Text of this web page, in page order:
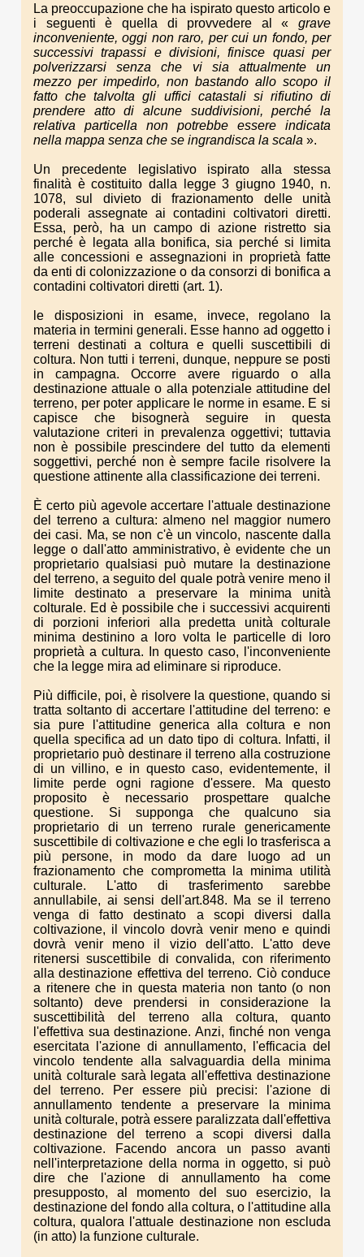
La preoccupazione che ha ispirato questo articolo e
i seguenti è quella di provvedere al « grave
inconveniente, oggi non raro, per cui un fondo, per
successivi trapassi e divisioni, finisce quasi per
polverizzarsi senza che vi sia attualmente un
mezzo per impedirlo, non bastando allo scopo il
fatto che talvolta gli uffici catastali si rifiutino di
prendere atto di alcune suddivisioni, perché la
relativa particella non potrebbe essere indicata
nella mappa senza che se ingrandisca la scala ».
Un precedente legislativo ispirato alla stessa
finalità è costituito dalla legge 3 giugno 1940, n.
1078, sul divieto di frazionamento delle unità
poderali assegnate ai contadini coltivatori diretti.
Essa, però, ha un campo di azione ristretto sia
perché è legata alla bonifica, sia perché si limita
alle concessioni e assegnazioni in proprietà fatte
da enti di colonizzazione o da consorzi di bonifica a
contadini coltivatori diretti (art. 1).
le disposizioni in esame, invece, regolano la
materia in termini generali. Esse hanno ad oggetto i
terreni destinati a coltura e quelli suscettibili di
coltura. Non tutti i terreni, dunque, neppure se posti
in campagna. Occorre avere riguardo o alla
destinazione attuale o alla potenziale attitudine del
terreno, per poter applicare le norme in esame. E si
capisce che bisognerà seguire in questa
valutazione criteri in prevalenza oggettivi; tuttavia
non è possibile prescindere del tutto da elementi
soggettivi, perché non è sempre facile risolvere la
questione attinente alla classificazione dei terreni.
È certo più agevole accertare l'attuale destinazione
del terreno a cultura: almeno nel maggior numero
dei casi. Ma, se non c'è un vincolo, nascente dalla
legge o dall'atto amministrativo, è evidente che un
proprietario qualsiasi può mutare la destinazione
del terreno, a seguito del quale potrà venire meno il
limite destinato a preservare la minima unità
colturale. Ed è possibile che i successivi acquirenti
di porzioni inferiori alla predetta unità colturale
minima destinino a loro volta le particelle di loro
proprietà a cultura. In questo caso, l'inconveniente
che la legge mira ad eliminare si riproduce.
Più difficile, poi, è risolvere la questione, quando si
tratta soltanto di accertare l'attitudine del terreno: e
sia pure l'attitudine generica alla coltura e non
quella specifica ad un dato tipo di coltura. Infatti, il
proprietario può destinare il terreno alla costruzione
di un villino, e in questo caso, evidentemente, il
limite perde ogni ragione d'essere. Ma questo
proposito è necessario prospettare qualche
questione. Si supponga che qualcuno sia
proprietario di un terreno rurale genericamente
suscettibile di coltivazione e che egli lo trasferisca a
più persone, in modo da dare luogo ad un
frazionamento che comprometta la minima utilità
culturale. L'atto di trasferimento sarebbe
annullabile, ai sensi dell'art.848. Ma se il terreno
venga di fatto destinato a scopi diversi dalla
coltivazione, il vincolo dovrà venir meno e quindi
dovrà venir meno il vizio dell'atto. L'atto deve
ritenersi suscettibile di convalida, con riferimento
alla destinazione effettiva del terreno. Ciò conduce
a ritenere che in questa materia non tanto (o non
soltanto) deve prendersi in considerazione la
suscettibilità del terreno alla coltura, quanto
l'effettiva sua destinazione. Anzi, finché non venga
esercitata l'azione di annullamento, l'efficacia del
vincolo tendente alla salvaguardia della minima
unità colturale sarà legata all'effettiva destinazione
del terreno. Per essere più precisi: l'azione di
annullamento tendente a preservare la minima
unità colturale, potrà essere paralizzata dall'effettiva
destinazione del terreno a scopi diversi dalla
coltivazione. Facendo ancora un passo avanti
nell'interpretazione della norma in oggetto, si può
dire che l'azione di annullamento ha come
presupposto, al momento del suo esercizio, la
destinazione del fondo alla coltura, o l'attitudine alla
coltura, qualora l'attuale destinazione non escluda
(in atto) la funzione culturale.